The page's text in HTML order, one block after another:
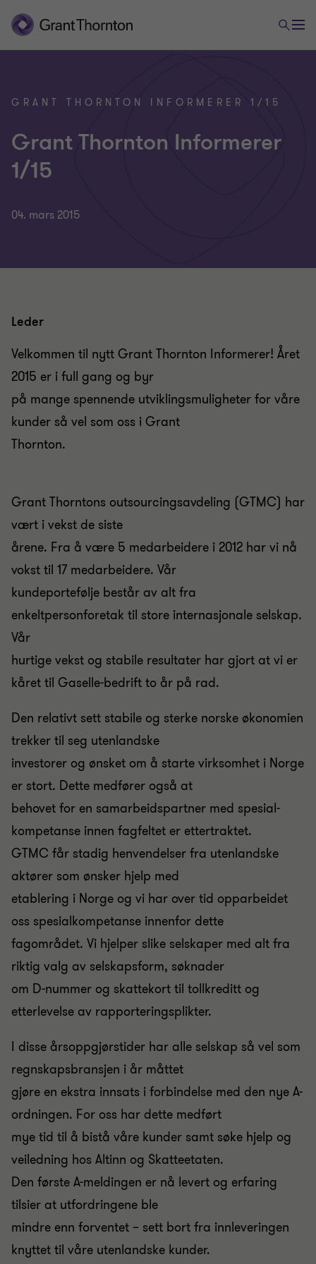
GRANT THORNTON INFORMERER 1/15
Grant Thornton Informerer
1/15
04. mars 2015
Leder
Velkommen til nytt Grant Thornton Informerer! Året
2015 er i full gang og byr
på mange spennende utviklingsmuligheter for våre
kunder så vel som oss i Grant
Thornton.
Grant Thorntons outsourcingsavdeling (GTMC) har
vært i vekst de siste
årene. Fra å være 5 medarbeidere i 2012 har vi nå
vokst til 17 medarbeidere. Vår
kundeportefølje består av alt fra
enkeltpersonforetak til store internasjonale selskap.
Vår
hurtige vekst og stabile resultater har gjort at vi er
kåret til Gaselle-bedrift to år på rad.
Den relativt sett stabile og sterke norske økonomien
trekker til seg utenlandske
investorer og ønsket om å starte virksomhet i Norge
er stort. Dette medfører også at
behovet for en samarbeidspartner med spesial-
kompetanse innen fagfeltet er ettertraktet.
GTMC får stadig henvendelser fra utenlandske
aktører som ønsker hjelp med
etablering i Norge og vi har over tid opparbeidet
oss spesialkompetanse innenfor dette
fagområdet. Vi hjelper slike selskaper med alt fra
riktig valg av selskapsform, søknader
om D-nummer og skattekort til tollkreditt og
etterlevelse av rapporteringsplikter.
I disse årsoppgjørstider har alle selskap så vel som
regnskapsbransjen i år måttet
gjøre en ekstra innsats i forbindelse med den nye A-
ordningen. For oss har dette medført
mye tid til å bistå våre kunder samt søke hjelp og
veiledning hos Altinn og Skatteetaten.
Den første A-meldingen er nå levert og erfaring
tilsier at utfordringene ble
mindre enn forventet – sett bort fra innleveringen
knyttet til våre utenlandske kunder.